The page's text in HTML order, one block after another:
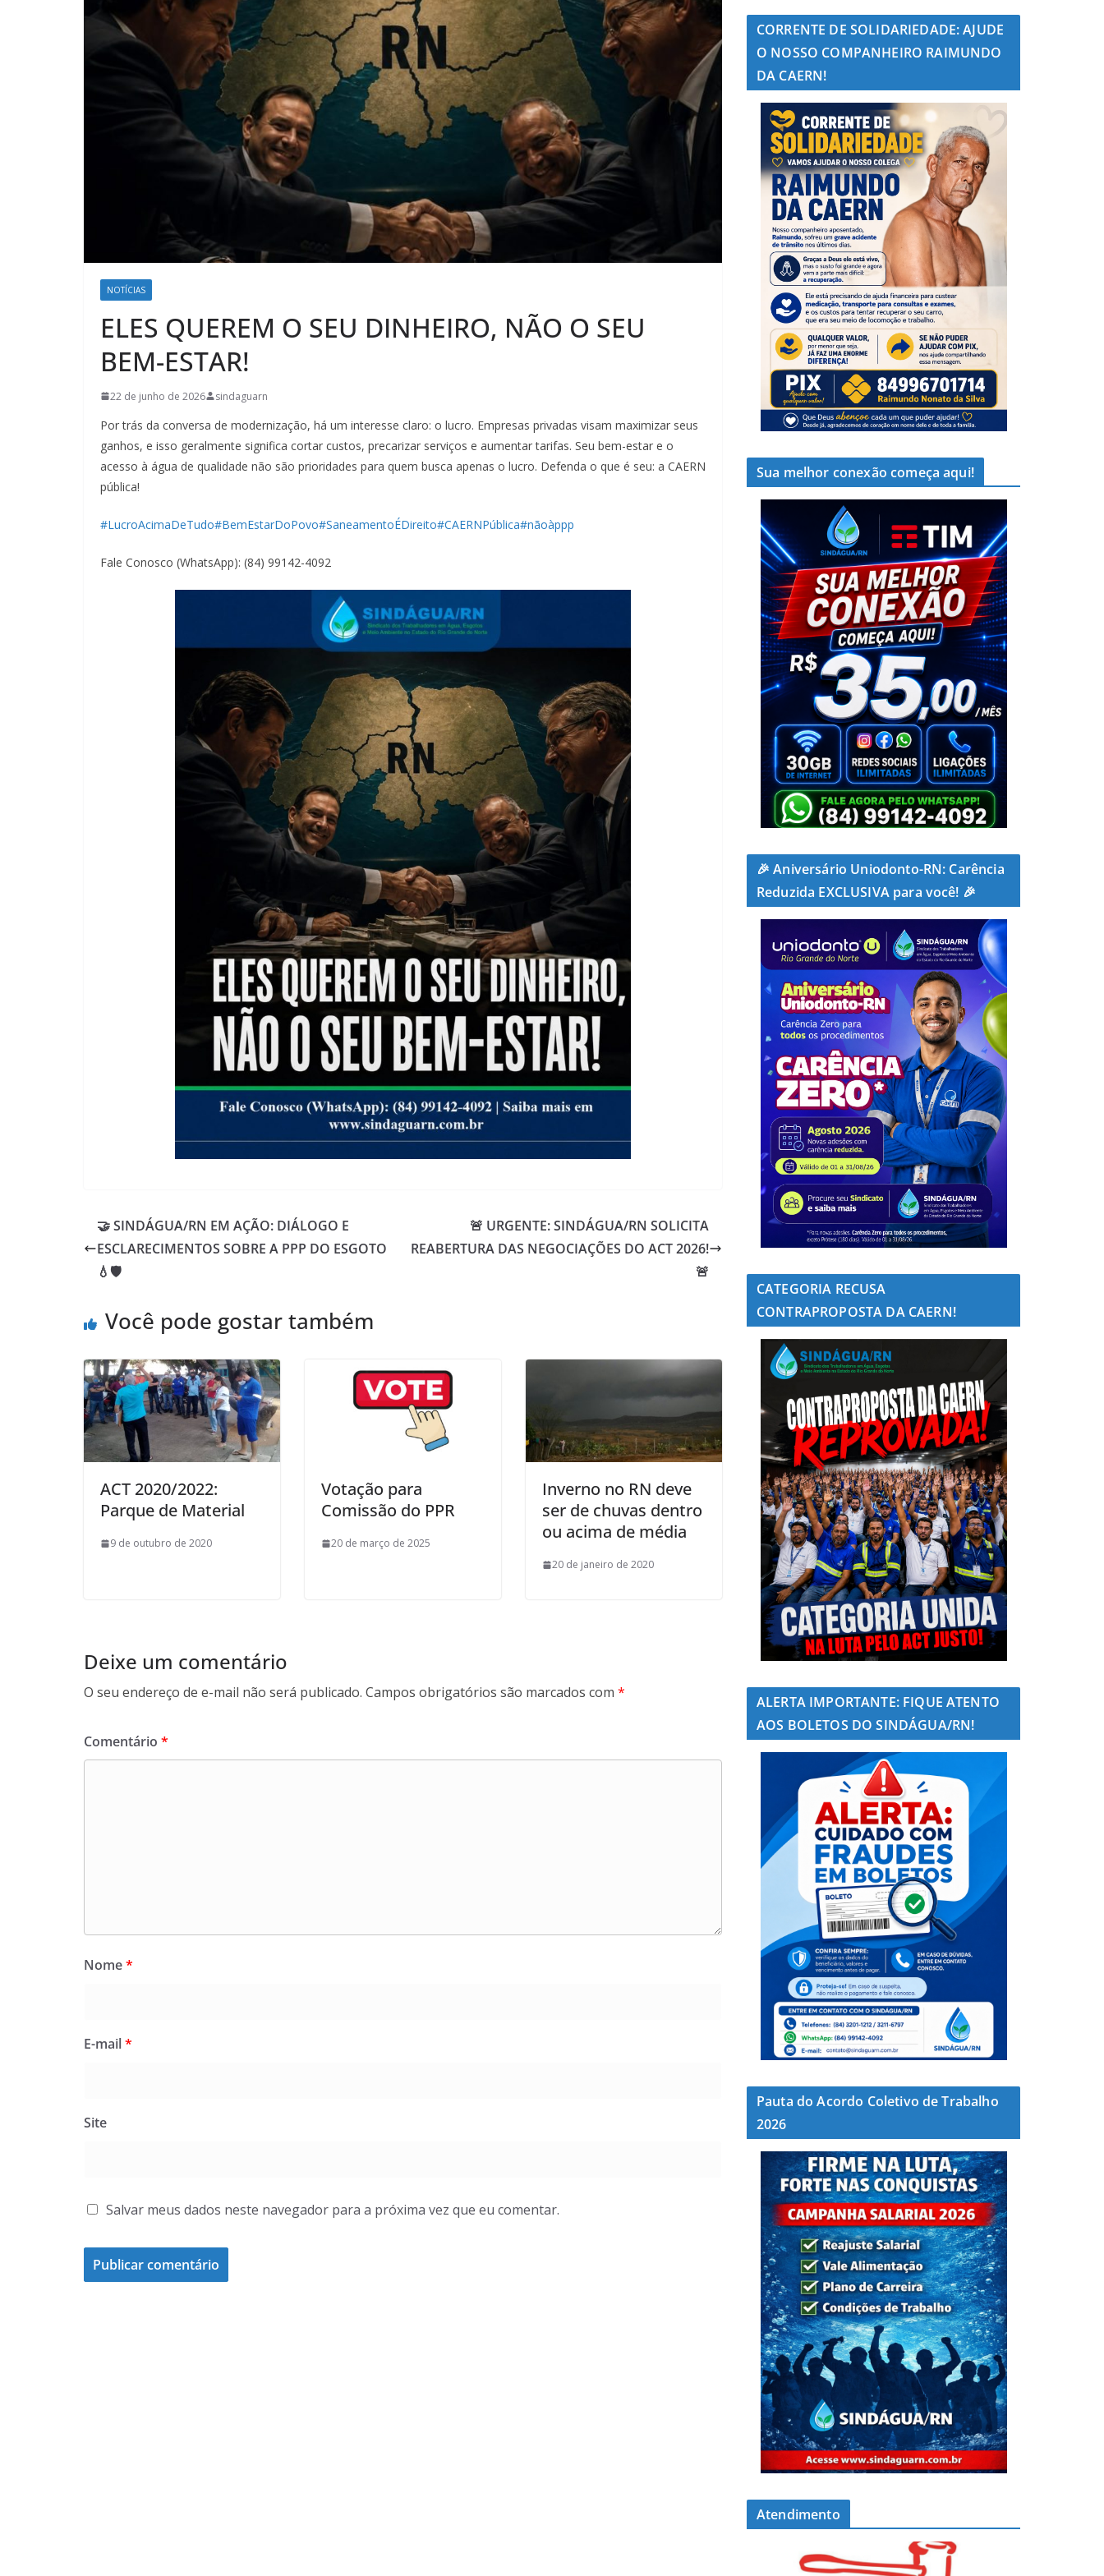
NOTÍCIAS
ELES QUEREM O SEU DINHEIRO, NÃO O SEU
BEM-ESTAR!
22 de junho de 2026 sindaguarn
Por trás da conversa de modernização, há um interesse claro: o lucro. Empresas privadas visam maximizar seus
ganhos, e isso geralmente significa cortar custos, precarizar serviços e aumentar tarifas. Seu bem-estar e o
acesso à água de qualidade não são prioridades para quem busca apenas o lucro. Defenda o que é seu: a CAERN
pública!
#LucroAcimaDeTudo#BemEstarDoPovo#SaneamentoÉDireito#CAERNPública#nãoàppp
Fale Conosco (WhatsApp): (84) 99142-4092
🤝 SINDÁGUA/RN EM AÇÃO: DIÁLOGO E
ESCLARECIMENTOS SOBRE A PPP DO ESGOTO
💧🛡️
🚨 URGENTE: SINDÁGUA/RN SOLICITA
REABERTURA DAS NEGOCIAÇÕES DO ACT 2026!
🚨
Você pode gostar também
ACT 2020/2022:
Parque de Material
9 de outubro de 2020
Votação para
Comissão do PPR
20 de março de 2025
Inverno no RN deve
ser de chuvas dentro
ou acima de média
20 de janeiro de 2020
Deixe um comentário
O seu endereço de e-mail não será publicado. Campos obrigatórios são marcados com *
Comentário *
Nome*
E-mail*
Site
Salvar meus dados neste navegador para a próxima vez que eu comentar.
CORRENTE DE SOLIDARIEDADE: AJUDE
O NOSSO COMPANHEIRO RAIMUNDO
DA CAERN!
Sua melhor conexão começa aqui!
🎉 Aniversário Uniodonto-RN: Carência
Reduzida EXCLUSIVA para você! 🎉
CATEGORIA RECUSA
CONTRAPROPOSTA DA CAERN!
ALERTA IMPORTANTE: FIQUE ATENTO
AOS BOLETOS DO SINDÁGUA/RN!
Pauta do Acordo Coletivo de Trabalho
2026
Atendimento